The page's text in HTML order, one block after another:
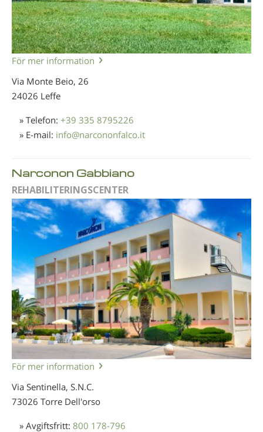
För mer information
Via Monte Beio, 26
24026 Leffe
» Telefon: +39 335 8795226
» E-mail: info@narcononfalco.it
Narconon Gabbiano
REHABILITERINGSCENTER
För mer information
Via Sentinella, S.N.C.
73026 Torre Dell'orso
» Avgiftsfritt: 800 178-796